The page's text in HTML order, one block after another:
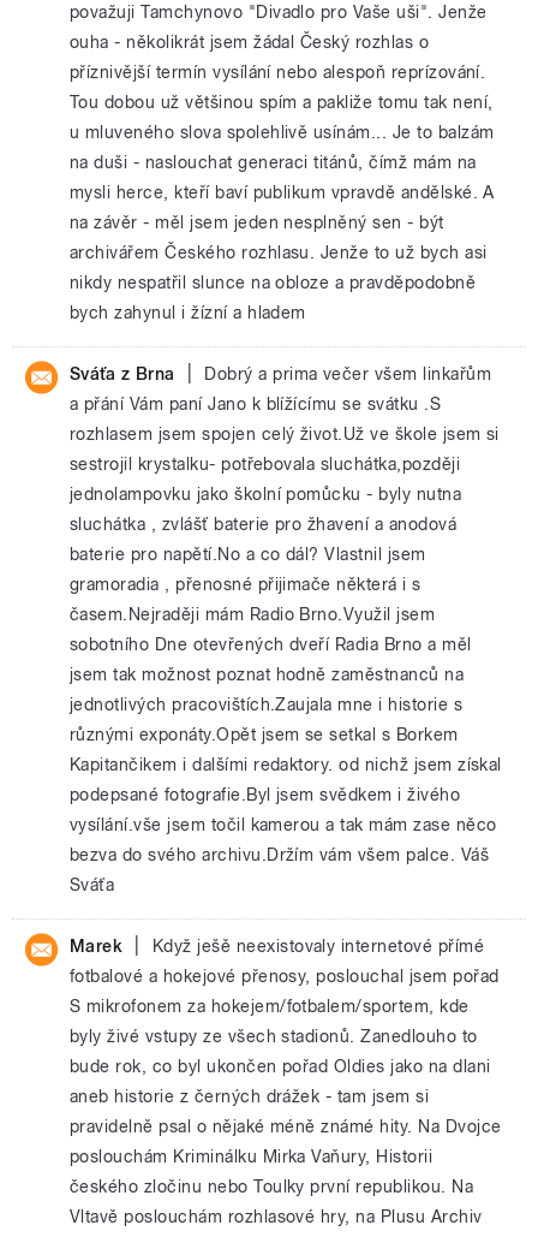
považuji Tamchynovo "Divadlo pro Vaše uši". Jenže
ouha - několikrát jsem žádal Český rozhlas o
příznivější termín vysílání nebo alespoň reprízování.
Tou dobou už většinou spím a pakliže tomu tak není,
u mluveného slova spolehlivě usínám... Je to balzám
na duši - naslouchat generaci titánů, čímž mám na
mysli herce, kteří baví publikum vpravdě andělské. A
na závěr - měl jsem jeden nesplněný sen - být
archivářem Českého rozhlasu. Jenže to už bych asi
nikdy nespatřil slunce na obloze a pravděpodobně
bych zahynul i žízní a hladem
Sváťa z Brna
Dobrý a prima večer všem linkařům
a přání Vám paní Jano k blížícímu se svátku .S
rozhlasem jsem spojen celý život.Už ve škole jsem si
sestrojil krystalku- potřebovala sluchátka,později
jednolampovku jako školní pomůcku - byly nutna
sluchátka , zvlášť baterie pro žhavení a anodová
baterie pro napětí.No a co dál? Vlastnil jsem
gramoradia , přenosné přijimače některá i s
časem.Nejraději mám Radio Brno.Využil jsem
sobotního Dne otevřených dveří Radia Brno a měl
jsem tak možnost poznat hodně zaměstnanců na
jednotlivých pracovištích.Zaujala mne i historie s
různými exponáty.Opět jsem se setkal s Borkem
Kapitančikem i dalšími redaktory. od nichž jsem získal
podepsané fotografie.Byl jsem svědkem i živého
vysílání.vše jsem točil kamerou a tak mám zase něco
bezva do svého archivu.Držím vám všem palce. Váš
Sváťa
Marek
Když ješě neexistovaly internetové přímé
fotbalové a hokejové přenosy, poslouchal jsem pořad
S mikrofonem za hokejem/fotbalem/sportem, kde
byly živé vstupy ze všech stadionů. Zanedlouho to
bude rok, co byl ukončen pořad Oldies jako na dlani
aneb historie z černých drážek - tam jsem si
pravidelně psal o nějaké méně známé hity. Na Dvojce
poslouchám Kriminálku Mirka Vaňury, Historii
českého zločinu nebo Toulky první republikou. Na
Vltavě poslouchám rozhlasové hry, na Plusu Archiv